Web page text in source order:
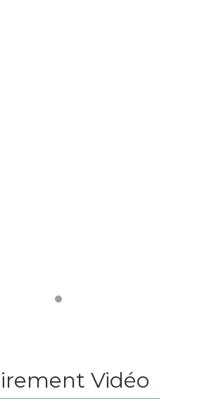
Vidéo